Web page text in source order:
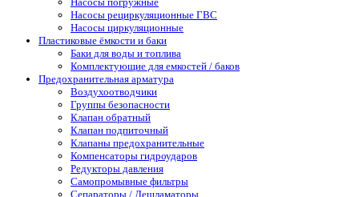
Насосы рециркуляционные ГВС
Насосы циркуляционные
Пластиковые ёмкости и баки
Баки для воды и топлива
Комплектующие для емкостей / баков
Предохранительная арматура
Воздухоотводчики
Группы безопасности
Клапан обратный
Клапан подпиточный
Клапаны предохранительные
Компенсаторы гидроударов
Редукторы давления
Самопромывные фильтры
Сепараторы / Дешламаторы